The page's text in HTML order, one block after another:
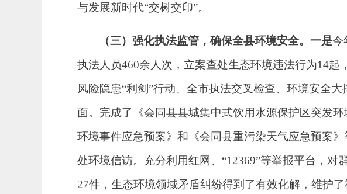
与发展新时代“交树交印”。
（三）强化执法监管，确保全县环境安全。一是今
执法人员460余人次， 立案查处生态环境违法行为14起
风险隐患“利剑”行动、全市执法交叉检查、环境安全
面。完成了《会同县县城集中式饮用水源保护区突发环
环境事件应急预案》和《会同县重污染天气应急预案》
处环境信访。 充分利用红网、 “12369”等举报平台，对
27件， 生态环境领域矛盾纠纷得到了有效化解，维护了